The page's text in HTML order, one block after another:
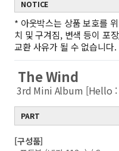
NOTICE
* 아웃박스는 상품 보호를
치 및 구겨짐, 변색 등이 포
교환 사유가 될 수 없습니다.
The Wind
3rd Mini Album [Hello
PART
[구성품]